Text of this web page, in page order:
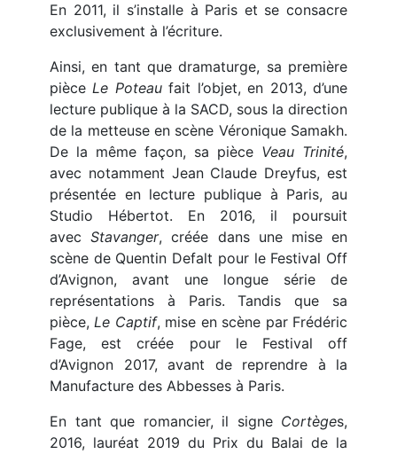
En 2011, il s’installe à Paris et se consacre
exclusivement à l’écriture.
Ainsi, en tant que dramaturge, sa première
pièceLe Poteaufait l’objet, en 2013, d’une
lecture publique à la SACD, sous la direction
de la metteuse en scène Véronique Samakh.
De la même façon, sa pièce Veau Trinité,
avec notamment Jean Claude Dreyfus, est
présentée en lecture publique à Paris, au
Studio Hébertot. En 2016, il poursuit
avecStavanger, créée dans une mise en
scène de Quentin Defalt pour le Festival Off
d’Avignon, avant une longue série de
représentations à Paris. Tandis que sa
pièce,Le Captif, mise en scène par Frédéric
Fage, est créée pour le Festival off
d’Avignon 2017, avant de reprendre à la
Manufacture des Abbesses à Paris.
En tant que romancier, il signe Cortèges,
2016, lauréat 2019 du Prix du Balai de la